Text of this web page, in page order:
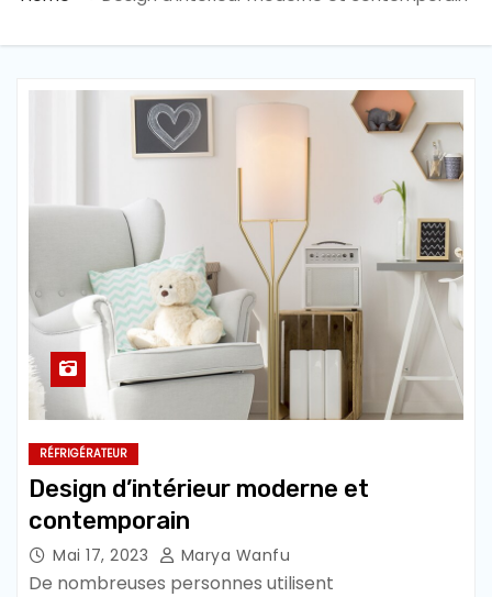
RÉFRIGÉRATEUR
Design d’intérieur moderne et
contemporain
Mai 17, 2023 Marya Wanfu
De nombreuses personnes utilisent